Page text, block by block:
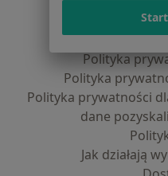
Polityka
Polityka
Polityka prywatności
dane
Jak działają